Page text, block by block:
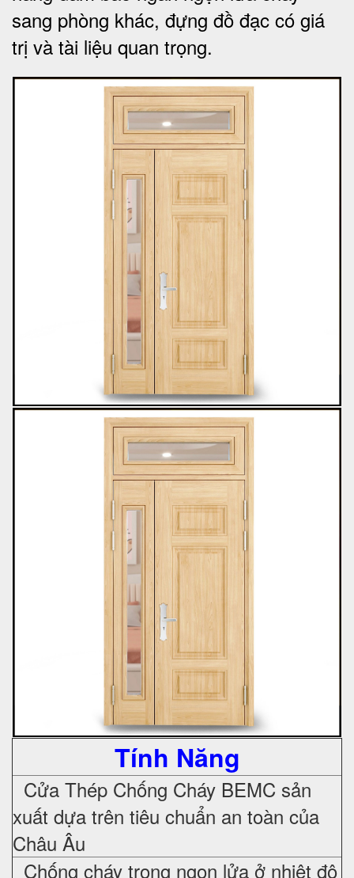
sang phòng khác, đựng đồ đạc có giá
trị và tài liệu quan trọng.
Tính Năng
Cửa Thép Chống Cháy BEMC sản
xuất dựa trên tiêu chuẩn an toàn của
Châu Âu
Chống cháy trong ngọn lửa ở nhiệt độ